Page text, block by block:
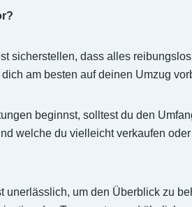
sicherstellen, dass alles
am besten auf deinen Umzug
beginnst, solltest du den
welche du vielleicht verkaufen
unerlässlich, um den Überblick zu